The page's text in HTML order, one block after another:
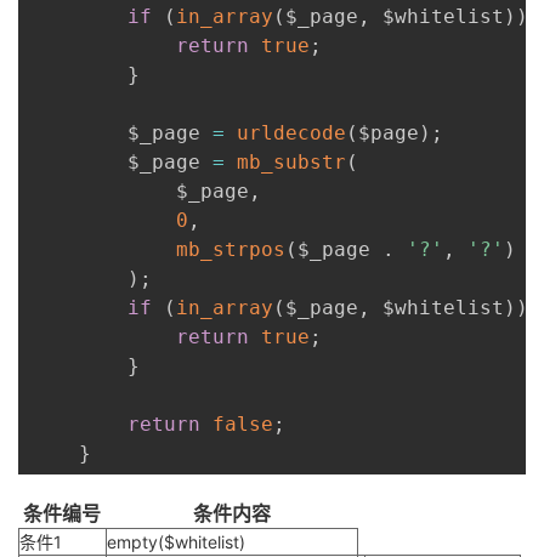
if
( in_array ( $_page , $whitelist ) )
return
true ;
}
        $_page
= urldecode ( $page ) ;
        $_page
= mb_substr (
            $_page
,
0 ,
mb_strpos ( $_page . '?' , '?' )
) ;
if
( in_array ( $_page , $whitelist ) )
return
true ;
}
return false ;
}
条件编号 条件内容
条件1
empty($whitelist)